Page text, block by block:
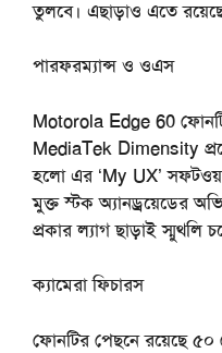
তুলবে। এছাড়াও এতে
পারফরম্যান্স ও ওএস
Motorola Edge 60
MediaTek Dimensity
হলো এর ‘My UX’
মুক্ত স্টক অ্যানড্রয়েডের
প্রকার ল্যাগ ছাড়াই স্মুথলি
ক্যামেরা ফিচারস
ফোনটির পেছনে রয়েছে ৫০